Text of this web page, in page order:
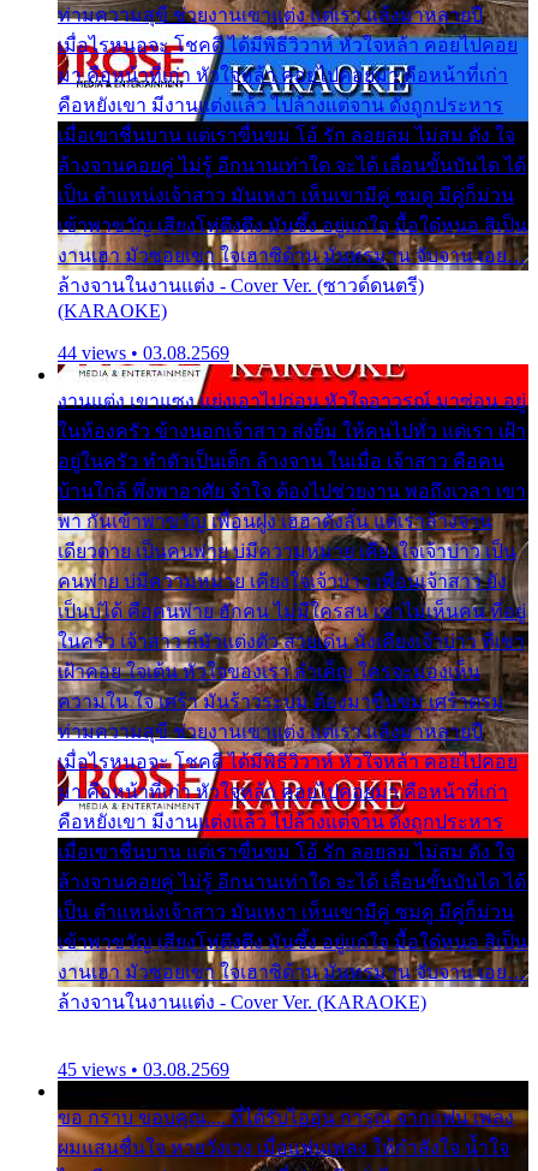
ท่ามความสุขี ช่วยงานเขาแต่ง แต่เรา แล้งมาหลายปี
เมื่อไรหนอจะ โชคดี ได้มีพิธีวิวาห์ หัวใจหล้า คอยไปคอย
มา คือหน้าที่เก่า หัวใจหล้า คอยไปคอยมา คือหน้าที่เก่า
คือหยังเขา มีงานแต่งแล้ว ไปล้างแต่จาน ดั่งถูกประหาร
เมื่อเขาชื่นบาน แต่เราขื่นขม โอ้ รัก ลอยลม ไม่สม ดัง ใจ
ล้างจานคอยคู่ ไม่รู้ อีกนานเท่าใด จะได้ เลื่อนขั้นบันได ได้
เป็น ตำแหน่งเจ้าสาว มันเหงา เห็นเขามีคู่ ซมดู มีคู่ก็ม่วน
เข้าพาขวัญ เสียงโห่ตึงตึง มันซึ้ง อยู่แก่ใจ มื้อใด๋หนอ สิเป็น
งานเฮา มัวซอยเขา ใจเฮาซิด้าน มันทรมาน จับจาน เอย…
ล้างจานในงานแต่ง - Cover Ver. (ซาวด์ดนตรี)
(KARAOKE)
44 views • 03.08.2569
งานแต่ง เขาแซง แย่งเอาไปก่อน หัวใจอาวรณ์ มาซ่อน อยู่
ในห้องครัว ข้างนอกเจ้าสาว ส่งยิ้ม ให้คนไปทั่ว แต่เรา เฝ้า
อยู่ในครัว ทำตัวเป็นเด็ก ล้างจาน ในเมื่อ เจ้าสาว คือคน
บ้านใกล้ พึ่งพาอาศัย จำใจ ต้องไปช่วยงาน พอถึงเวลา เขา
พา กันเข้าพาขวัญ เพื่อนฝูง เฮฮาดังลั่น แต่เราล้างจาน
เดียวดาย เป็นคนพ่าย บ่มีความหมาย เคียงใจเจ้าบ่าว เป็น
คนพ่าย บ่มีความหมาย เคียงใจเจ้าบ่าว เพื่อนเจ้าสาว ยัง
เป็นบ่ได้ คือคนพ่าย ฮักคน ไม่มีใครสน เขาไม่เห็นคน ที่อยู่
ในครัว เจ้าสาว ก็มัวแต่งตัว สวยเด่น นั่งเคียงเจ้าบ่าว ที่เขา
เฝ้าคอย ใจเต้น หัวใจของเรา ลำเค็ญ ใครจะมองเห็น
ความใน ใจ เศร้า มันร้าวระบม ต้องมาขื่นขม เศร้าตรม
ท่ามความสุขี ช่วยงานเขาแต่ง แต่เรา แล้งมาหลายปี
เมื่อไรหนอจะ โชคดี ได้มีพิธีวิวาห์ หัวใจหล้า คอยไปคอย
มา คือหน้าที่เก่า หัวใจหล้า คอยไปคอยมา คือหน้าที่เก่า
คือหยังเขา มีงานแต่งแล้ว ไปล้างแต่จาน ดั่งถูกประหาร
เมื่อเขาชื่นบาน แต่เราขื่นขม โอ้ รัก ลอยลม ไม่สม ดัง ใจ
ล้างจานคอยคู่ ไม่รู้ อีกนานเท่าใด จะได้ เลื่อนขั้นบันได ได้
เป็น ตำแหน่งเจ้าสาว มันเหงา เห็นเขามีคู่ ซมดู มีคู่ก็ม่วน
เข้าพาขวัญ เสียงโห่ตึงตึง มันซึ้ง อยู่แก่ใจ มื้อใด๋หนอ สิเป็น
งานเฮา มัวซอยเขา ใจเฮาซิด้าน มันทรมาน จับจาน เอย…
ล้างจานในงานแต่ง - Cover Ver. (KARAOKE)
45 views • 03.08.2569
ขอ กราบ ขอบคุณ.... ที่ได้รับไออุ่น การุณ จากแฟน เพลง
ผมแสนชื่นใจ หายวังเวง เมื่อแฟนเพลง ให้กำลังใจ น้ำใจ